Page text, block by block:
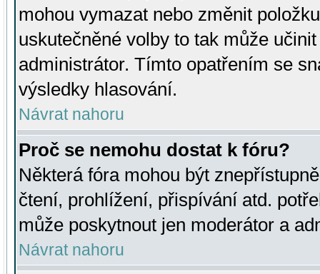
mohou vymazat nebo změnit
uskutečněné volby to tak může
administrátor. Tímto opatřením se
výsledky hlasování.
Návrat nahoru
Proč se nemohu dostat k fóru?
Některá fóra mohou být
čtení, prohlížení, přispívání atd.
může poskytnout jen moderátor a
Návrat nahoru